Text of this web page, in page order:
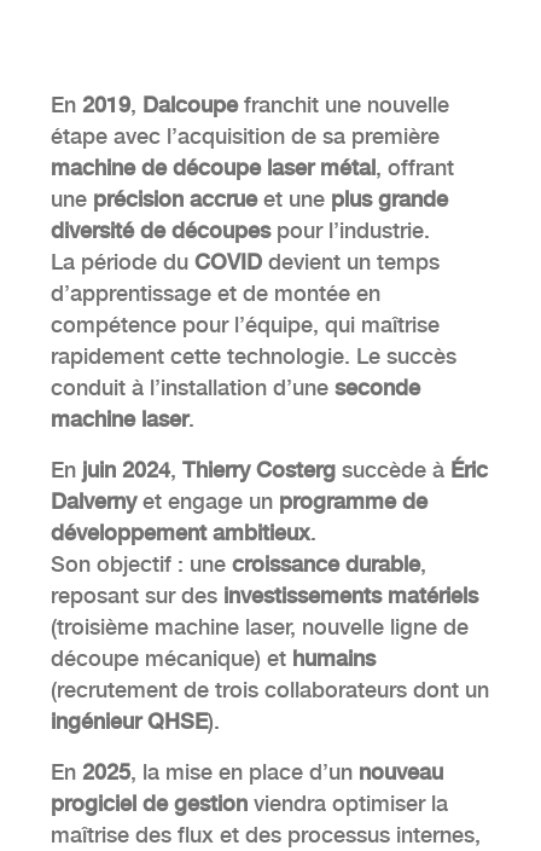
En 2019, Dalcoupefranchit une nouvelle
étape avec l’acquisition de sa première
machine de découpe laser métal, offrant
une précision accrueet une plus grande
diversité de découpespour l’industrie.
La période duCOVID devient un temps
d’apprentissage et de montée en
compétence pour l’équipe, qui maîtrise
rapidement cette technologie. Le succès
conduit à l’installation d’uneseconde
machine laser.
En juin 2024,Thierry Costerg succède à Éric
Dalvernyet engage un programme de
développement ambitieux.
Son objectif : unecroissance durable,
reposant sur des investissements matériels
(troisième machine laser, nouvelle ligne de
découpe mécanique) et humains
(recrutement de trois collaborateurs dont un
ingénieur QHSE).
En 2025, la mise en place d’un nouveau
progiciel de gestion viendra optimiser la
maîtrise des flux et des processus internes,